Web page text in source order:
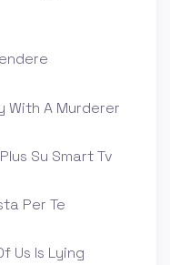
With A Murderer
Su Smart Tv
Per Te
Us Is Lying